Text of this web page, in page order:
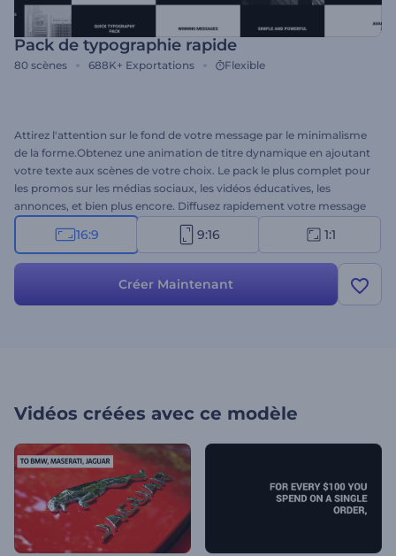
Pack de typographie rapide
80 scènes 688K+ Exportations Flexible
Attirez l'attention sur le fond de votre message par le minimalisme
de la forme.Obtenez une animation de titre dynamique en ajoutant
votre texte aux scènes de votre choix. Le pack le plus complet pour
les promos sur les médias sociaux, les vidéos éducatives, les
annonces, et bien plus encore. Diffusez rapidement votre message
sur les plateformes en ligne grâce à notre Pack de typographie
rapide. Découvrez-le dès aujourd'hui !
16:9 9:16 1:1
Créer Maintenant
Vidéos créées avec ce modèle